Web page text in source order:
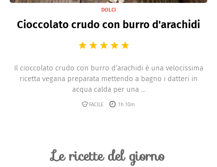
DOLCI
Cioccolato crudo con burro d'arachidi
Il cioccolato crudo con burro d’arachidi è una velocissima
ricetta vegana preparata mettendo a bagno i datteri in
acqua calda per una ...
FACILE 1h 10m
Le ricette del giorno